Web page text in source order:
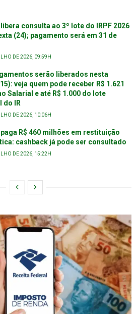
consulta ao 3º lote do IRPF 2026
(24); pagamento será em 31 de
DE 2026, 09:59H
serão liberados nesta
veja quem pode receber R$ 1.621
Salarial e até R$ 1.000 do lote
do IR
DE 2026, 10:06H
R$ 460 milhões em restituição
cashback já pode ser consultado
DE 2026, 15:22H